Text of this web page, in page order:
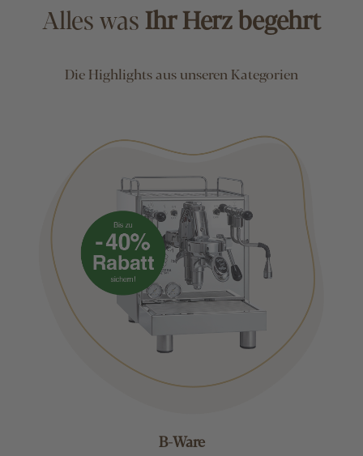
Alles wasIhr Herz begehrt
Die Highlights aus unseren Kategorien
B-Ware